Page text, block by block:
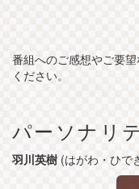
番組へのご感想やご要望
ください。
パーソナリ
羽川英樹 (はがわ・ひで